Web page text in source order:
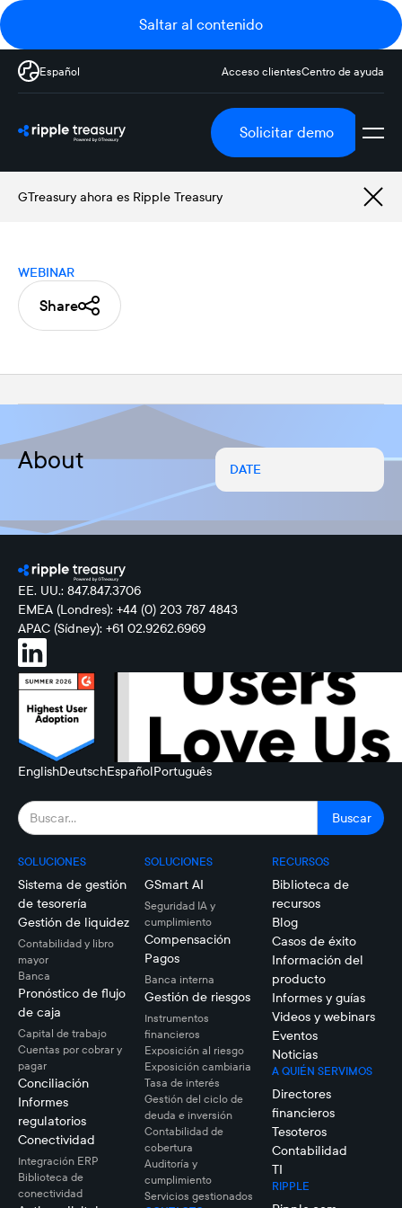
Saltar al contenido
Español Acceso clientesCentro de ayuda
Solicitar demo
GTreasury ahora es Ripple Treasury
WEBINAR
Share
About DATE
EE. UU.: 847.847.3706
EMEA (Londres): +44 (0) 203 787 4843
APAC (Sídney): +61 02.9262.6969
EnglishDeutschEspañolPortuguês
SOLUCIONES
Sistema de gestión
de tesorería
Gestión de liquidez
Contabilidad y libro
mayor
Banca
Pronóstico de flujo
de caja
Capital de trabajo
Cuentas por cobrar y
pagar
Conciliación
Informes
regulatorios
Conectividad
Integración ERP
Biblioteca de
conectividad
SOLUCIONES
GSmart AI
Seguridad IA y
cumplimiento
Compensación
Pagos
Banca interna
Gestión de riesgos
Instrumentos
financieros
Exposición al riesgo
Exposición cambiaria
Tasa de interés
Gestión del ciclo de
deuda e inversión
Contabilidad de
cobertura
Auditoría y
cumplimiento
Servicios gestionados
RECURSOS
Biblioteca de
recursos
Blog
Casos de éxito
Información del
producto
Informes y guías
Videos y webinars
Eventos
Noticias
A QUIÉN SERVIMOS
Directores
financieros
Tesoteros
Contabilidad
TI
RIPPLE